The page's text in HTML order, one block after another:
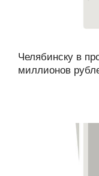
Челябинску в
миллионов